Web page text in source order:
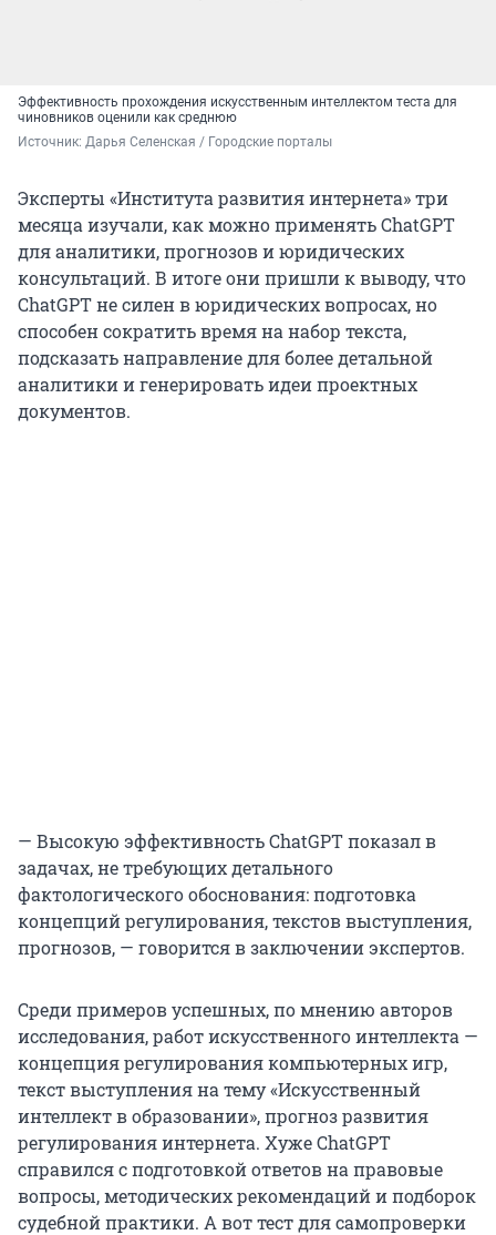
Эффективность прохождения искусственным интеллектом теста для
чиновников оценили как среднюю
Источник: Дарья Селенская / Городские порталы
Эксперты «Института развития интернета» три
месяца изучали, как можно применять ChatGPT
для аналитики, прогнозов и юридических
консультаций. В итоге они пришли к выводу, что
ChatGPT не силен в юридических вопросах, но
способен сократить время на набор текста,
подсказать направление для более детальной
аналитики и генерировать идеи проектных
документов.
— Высокую эффективность ChatGPT показал в
задачах, не требующих детального
фактологического обоснования: подготовка
концепций регулирования, текстов выступления,
прогнозов, — говорится в заключении экспертов.
Среди примеров успешных, по мнению авторов
исследования, работ искусственного интеллекта —
концепция регулирования компьютерных игр,
текст выступления на тему «Искусственный
интеллект в образовании», прогноз развития
регулирования интернета. Хуже ChatGPT
справился с подготовкой ответов на правовые
вопросы, методических рекомендаций и подборок
судебной практики. А вот тест для самопроверки